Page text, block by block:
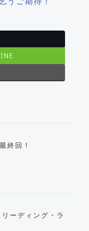
終回！
ーディング・ラ